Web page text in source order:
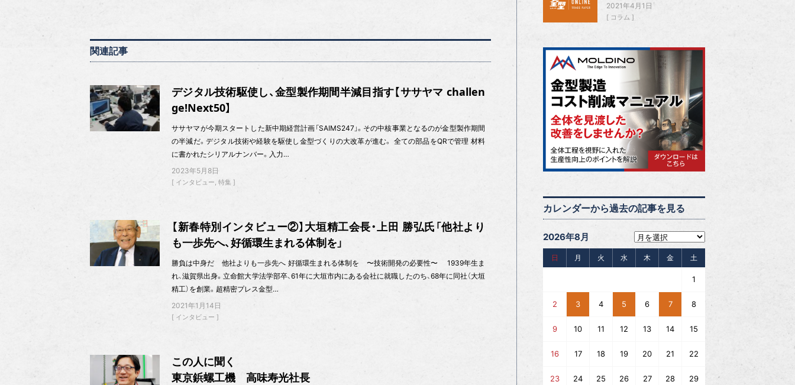
関連記事
デジタル技術駆使し、金型製作期間半減目指す【ササヤマ challen
ge!Next50】
ササヤマが今期スタートした新中期経営計画「SAIMS247」。その中核事業となるのが金型製作期間
の半減だ。デジタル技術や経験を駆使し金型づくりの大改革が進む。 全ての部品をQRで管理 材料
に書かれたシリアルナンバー。入力…
2023年5月8日
インタビュー 特集
【新春特別インタビュー②】大垣精工会長・上田 勝弘氏「他社より
も一歩先へ、好循環生まれる体制を」
勝負は中身だ 他社よりも一歩先へ 好循環生まれる体制を 〜技術開発の必要性〜 1939年生ま
れ、滋賀県出身。立命館大学法学部卒、61年に大垣市内にある会社に就職したのち、68年に同社（大垣
精工）を創業。超精密プレス金型…
2021年1月14日
インタビュー
この人に聞く
東京鋲螺工機 高味寿光社長
2021年4月1日
コラム
カレンダーから過去の記事を見る
2026年8月
日 月 火 水 木 金 土
1
2 3 4 5 6 7 8
9 10 11 12 13 14 15
16 17 18 19 20 21 22
23 24 25 26 27 28 29